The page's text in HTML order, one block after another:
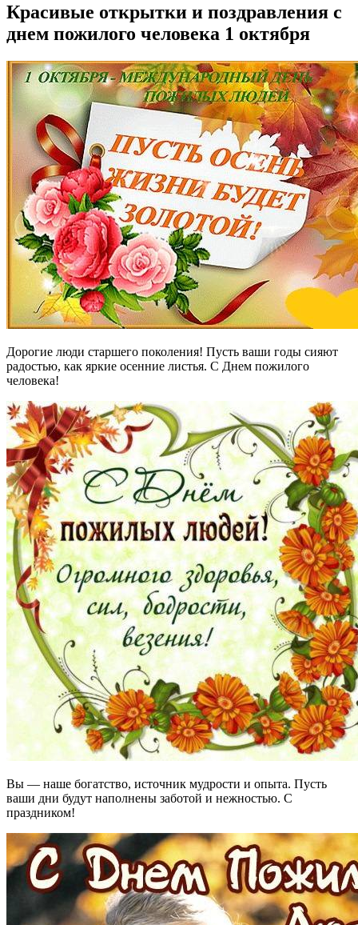
Красивые открытки и поздравления с
днем пожилого человека 1 октября
Дорогие люди старшего поколения! Пусть ваши годы сияют
радостью, как яркие осенние листья. С Днем пожилого
человека!
Вы — наше богатство, источник мудрости и опыта. Пусть
ваши дни будут наполнены заботой и нежностью. С
праздником!